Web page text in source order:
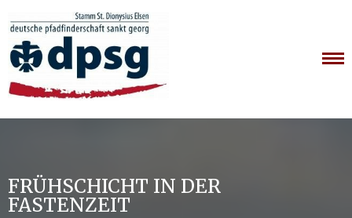
to
content
FRÜHSCHICHT IN DER
FASTENZEIT